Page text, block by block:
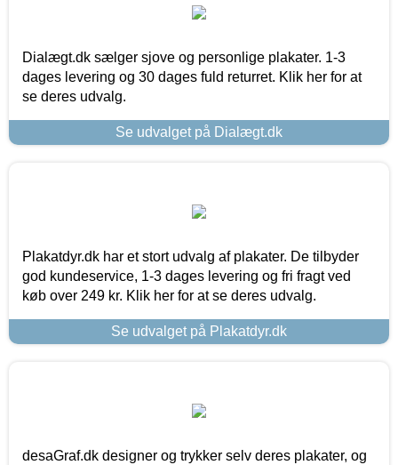
Dialægt.dk sælger sjove og personlige plakater. 1-3
dages levering og 30 dages fuld returret. Klik her for at
se deres udvalg.
Se udvalget på Dialægt.dk
Plakatdyr.dk har et stort udvalg af plakater. De tilbyder
god kundeservice, 1-3 dages levering og fri fragt ved
køb over 249 kr. Klik her for at se deres udvalg.
Se udvalget på Plakatdyr.dk
desaGraf.dk designer og trykker selv deres plakater, og